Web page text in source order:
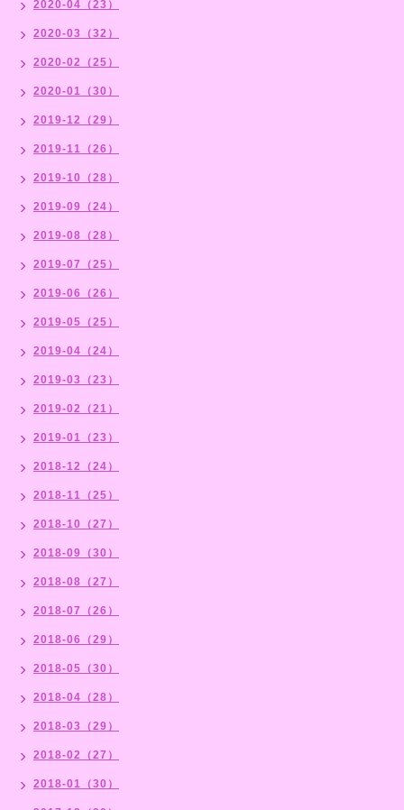
2020-04（23）
2020-03（32）
2020-02（25）
2020-01（30）
2019-12（29）
2019-11（26）
2019-10（28）
2019-09（24）
2019-08（28）
2019-07（25）
2019-06（26）
2019-05（25）
2019-04（24）
2019-03（23）
2019-02（21）
2019-01（23）
2018-12（24）
2018-11（25）
2018-10（27）
2018-09（30）
2018-08（27）
2018-07（26）
2018-06（29）
2018-05（30）
2018-04（28）
2018-03（29）
2018-02（27）
2018-01（30）